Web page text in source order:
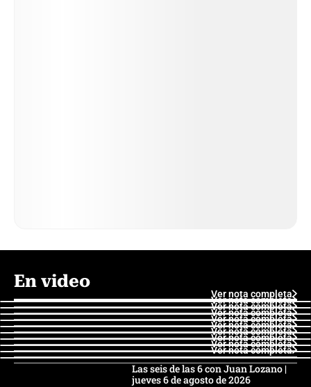
En video
Ver nota completa
Ver nota completa
Ver nota completa
Ver nota completa
Ver nota completa
Ver nota completa
Ver nota completa
Ver nota completa
Ver nota completa
Ver nota completa
Las seis de las 6 con Juan Lozano |
jueves 6 de agosto de 2026